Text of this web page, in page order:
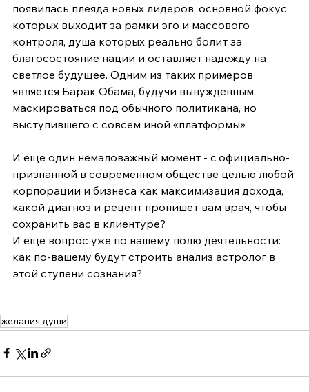
появилась плеяда новых лидеров, основной фокус
которых выходит за рамки эго и массового
контроля, душа которых реально болит за
благосостояние нации и оставляет надежду на
светлое будущее. Одним из таких примеров
является Барак Обама, будучи вынужденным
маскироваться под обычного политикана, но
выступившего с совсем иной «платформы».
И еще один немаловажный момент - c официально-
признанной в современном обществе целью любой
корпорации и бизнеса как максимизация дохода,
какой диагноз и рецепт пропишет вам врач, чтобы
сохранить вас в клиентуре?
И еще вопрос уже по нашему полю деятельности:
как по-вашему будут строить анализ астролог в
этой ступени сознания?
желания души